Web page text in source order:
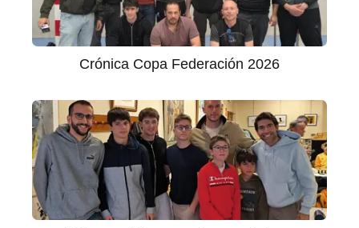
Crónica Copa Federación 2026